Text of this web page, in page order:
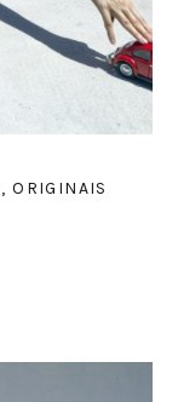
,ORIGINAIS